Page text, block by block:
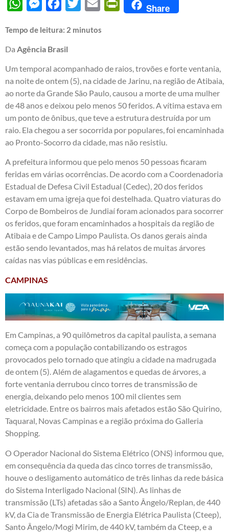
WhatsAppMessengerFacebook
Twitter Email PrintFriendly
Share
Tempo de leitura: 2 minutos
Da Agência Brasil
Um temporal acompanhado de raios, trovões e forte ventania,
na noite de ontem (5), na cidade de Jarinu, na região de Atibaia,
ao norte da Grande São Paulo, causou a morte de uma mulher
de 48 anos e deixou pelo menos 50 feridos. A vítima estava em
um ponto de ônibus, que teve a estrutura destruída por um
raio. Ela chegou a ser socorrida por populares, foi encaminhada
ao Pronto-Socorro da cidade, mas não resistiu.
A prefeitura informou que pelo menos 50 pessoas ficaram
feridas em várias ocorrências. De acordo com a Coordenadoria
Estadual de Defesa Civil Estadual (Cedec), 20 dos feridos
estavam em uma igreja que foi destelhada. Quatro viaturas do
Corpo de Bombeiros de Jundiaí foram acionados para socorrer
os feridos, que foram encaminhados a hospitais da região de
Atibaia e de Campo Limpo Paulista. Os danos gerais ainda
estão sendo levantados, mas há relatos de muitas árvores
caídas nas vias públicas e em residências.
CAMPINAS
Em Campinas, a 90 quilômetros da capital paulista, a semana
começa com a população contabilizando os estragos
provocados pelo tornado que atingiu a cidade na madrugada
de ontem (5). Além de alagamentos e quedas de árvores, a
forte ventania derrubou cinco torres de transmissão de
energia, deixando pelo menos 100 mil clientes sem
eletricidade. Entre os bairros mais afetados estão São Quirino,
Taquaral, Novas Campinas e a região próxima do Galleria
Shopping.
O Operador Nacional do Sistema Elétrico (ONS) informou que,
em consequência da queda das cinco torres de transmissão,
houve o desligamento automático de três linhas da rede básica
do Sistema Interligado Nacional (SIN). As linhas de
transmissão (LTs) afetadas são a Santo Ângelo/Replan, de 440
kV, da Cia de Transmissão de Energia Elétrica Paulista (Cteep),
Santo Ângelo/Mogi Mirim, de 440 kV, também da Cteep, e a